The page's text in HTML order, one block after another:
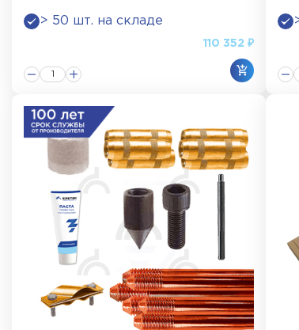
> 50 шт. на складе
110 352 ₽